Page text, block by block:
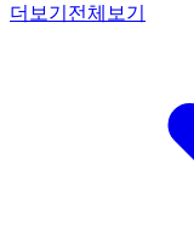
더보기 전체보기